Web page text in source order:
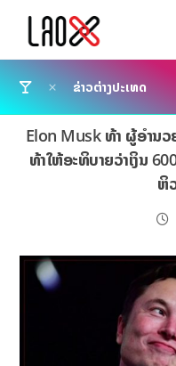
ຂ່າວຕ່າງປະເທດ
Elon Musk ທ້າ ຜູ້ອຳນວ
ທ້າໃຫ້ອະທິບາຍວ່າເງິນ
ຫິ